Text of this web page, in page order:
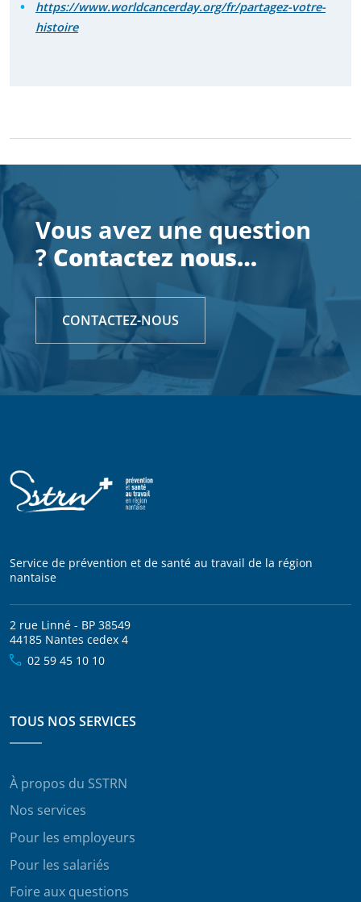
https://www.worldcancerday.org/fr/partagez-votre-
histoire
Vous avez une question
?Contactez nous…
CONTACTEZ-NOUS
Service de prévention et de santé au travail de la région
nantaise
2 rue Linné - BP 38549
44185 Nantes cedex 4
02 59 45 10 10
TOUS NOS SERVICES
À propos du SSTRN
Nos services
Pour les employeurs
Pour les salariés
Foire aux questions